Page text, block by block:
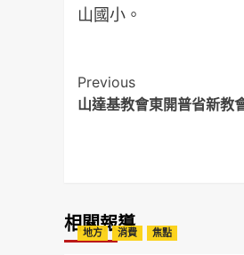
山國小。
Post
Navigation
Previous
山達基教會東開普省新教
相關報導
地方 消費 焦點